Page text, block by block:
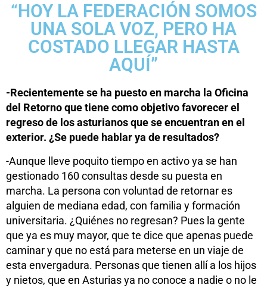
“HOY LA FEDERACIÓN SOMOS
UNA SOLA VOZ, PERO HA
COSTADO LLEGAR HASTA
AQUÍ”
-Recientemente se ha puesto en marcha la Oficina
del Retorno que tiene como objetivo favorecer el
regreso de los asturianos que se encuentran en el
exterior. ¿Se puede hablar ya de resultados?
-Aunque lleve poquito tiempo en activo ya se han
gestionado 160 consultas desde su puesta en
marcha. La persona con voluntad de retornar es
alguien de mediana edad, con familia y formación
universitaria. ¿Quiénes no regresan? Pues la gente
que ya es muy mayor, que te dice que apenas puede
caminar y que no está para meterse en un viaje de
esta envergadura. Personas que tienen allí a los hijos
y nietos, que en Asturias ya no conoce a nadie o no le